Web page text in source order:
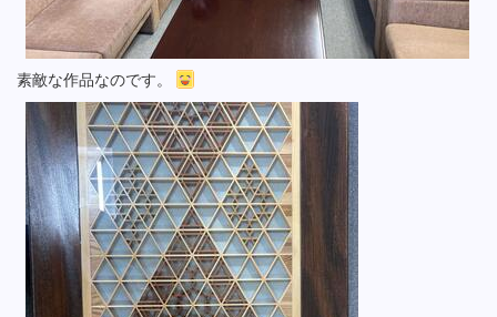
素敵な作品なのです。